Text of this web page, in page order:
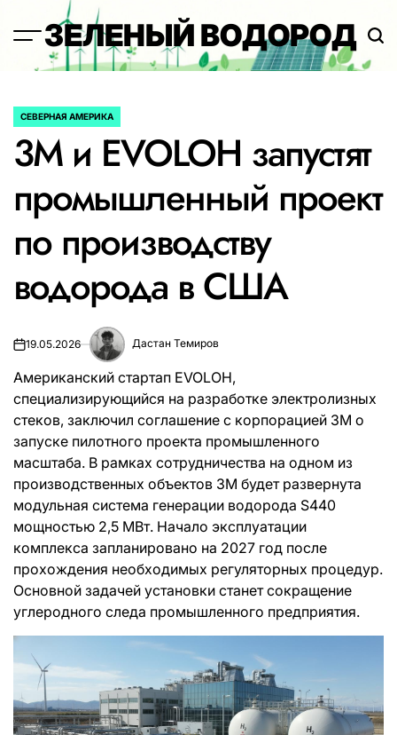
содержимому
ЗЕЛЕНЫЙ ВОДОРОД
ОПУБЛИКОВАНО
СЕВЕРНАЯ АМЕРИКА
3M и EVOLOH запустят
промышленный проект
по производству
водорода в США
19.05.2026 Дастан Темиров
Американский стартап EVOLOH,
специализирующийся на разработке электролизных
стеков, заключил соглашение с корпорацией 3M о
запуске пилотного проекта промышленного
масштаба. В рамках сотрудничества на одном из
производственных объектов 3M будет развернута
модульная система генерации водорода S440
мощностью 2,5 МВт. Начало эксплуатации
комплекса запланировано на 2027 год после
прохождения необходимых регуляторных процедур.
Основной задачей установки станет сокращение
углеродного следа промышленного предприятия.